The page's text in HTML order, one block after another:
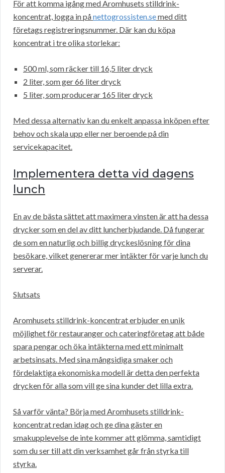
För att komma igång med Aromhusets stilldrink-
koncentrat, logga in pånettogrossisten.semed ditt
företags registreringsnummer. Där kan du köpa
koncentrat i tre olika storlekar:
500 ml, som räcker till 16,5 liter dryck
2 liter, som ger 66 liter dryck
5 liter, som producerar 165 liter dryck
Med dessa alternativ kan du enkelt anpassa inköpen efter
behov och skala upp eller ner beroende på din
servicekapacitet.
Implementera detta vid dagens
lunch
En av de bästa sättet att maximera vinsten är att ha dessa
drycker som en del av ditt luncherbjudande. Då fungerar
de som en naturlig och billig dryckeslösning för dina
besökare, vilket genererar mer intäkter för varje lunch du
serverar.
Slutsats
Aromhusets stilldrink-koncentrat erbjuder en unik
möjlighet för restauranger och cateringföretag att både
spara pengar och öka intäkterna med ett minimalt
arbetsinsats. Med sina mångsidiga smaker och
fördelaktiga ekonomiska modell är detta den perfekta
drycken för alla som vill ge sina kunder det lilla extra.
Så varför vänta? Börja med Aromhusets stilldrink-
koncentrat redan idag och ge dina gäster en
smakupplevelse de inte kommer att glömma, samtidigt
som du ser till att din verksamhet går från styrka till
styrka.